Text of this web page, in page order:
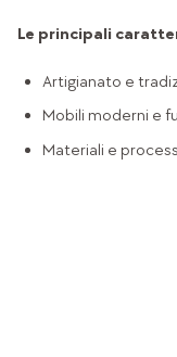
Le principali
Artigianato e
Mobili moderni e
Materiali e